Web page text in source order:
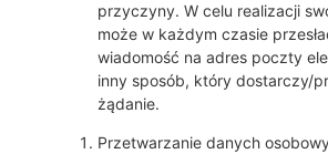
przyczyny. W celu realizacji
może w każdym czasie
wiadomość na adres poczty
inny sposób, który dostarczy/
żądanie.
Przetwarzanie danych